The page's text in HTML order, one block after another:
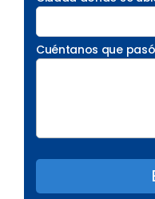
Cuéntanos que